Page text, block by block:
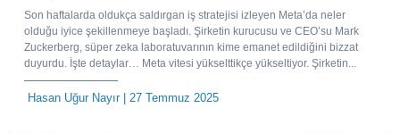
Son haftalarda oldukça saldırgan iş stratejisi izleyen Meta’da neler
olduğu iyice şekillenmeye başladı. Şirketin kurucusu ve CEO’su Mark
Zuckerberg, süper zeka laboratuvarının kime emanet edildiğini bizzat
duyurdu. İşte detaylar… Meta vitesi yükselttikçe yükseltiyor. Şirketin...
Hasan Uğur Nayır| 27 Temmuz 2025